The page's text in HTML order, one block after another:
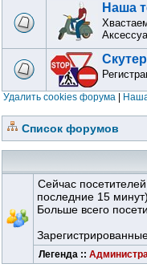
Наша
Удалить cookies форума
Список форумов
Сейчас
последние 15 минут)
Больше всего
Легенда ::